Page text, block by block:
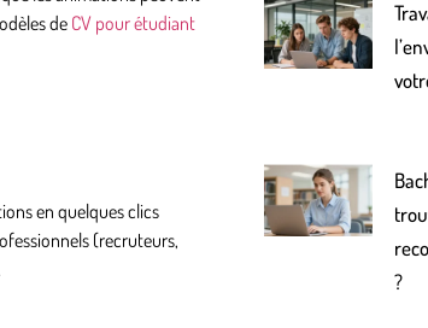
de CV pour étudiant
en quelques clics
(recruteurs,
?